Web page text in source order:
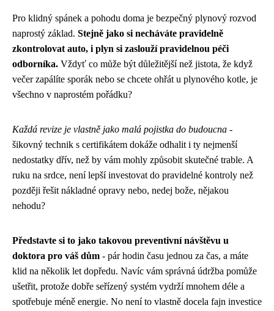
Pro klidný spánek a pohodu doma je bezpečný plynový rozvod
naprostý základ. Stejně jako si necháváte pravidelně
zkontrolovat auto, i plyn si zaslouží pravidelnou péči
odborníka. Vždyť co může být důležitější než jistota, že když
večer zapálíte sporák nebo se chcete ohřát u plynového kotle, je
všechno v naprostém pořádku?
Každá revize je vlastně jako malá pojistka do budoucna -
šikovný technik s certifikátem dokáže odhalit i ty nejmenší
nedostatky dřív, než by vám mohly způsobit skutečné trable. A
ruku na srdce, není lepší investovat do pravidelné kontroly než
později řešit nákladné opravy nebo, nedej bože, nějakou
nehodu?
Představte si to jako takovou preventivní návštěvu u
doktora pro váš dům - pár hodin času jednou za čas, a máte
klid na několik let dopředu. Navíc vám správná údržba pomůže
ušetřit, protože dobře seřízený systém vydrží mnohem déle a
spotřebuje méně energie. No není to vlastně docela fajn investice